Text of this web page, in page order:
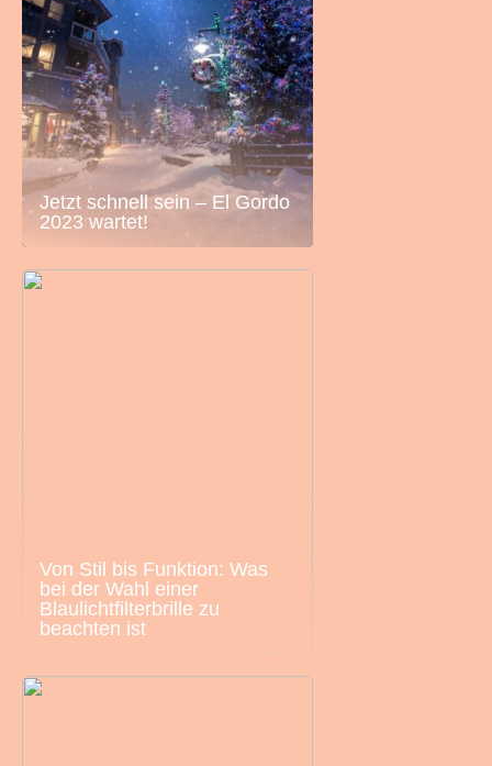
Jetzt schnell sein – El Gordo
2023 wartet!
Von Stil bis Funktion: Was
bei der Wahl einer
Blaulichtfilterbrille zu
beachten ist